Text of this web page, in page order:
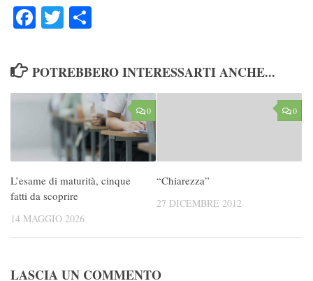
FacebookTwitter
POTREBBERO INTERESSARTI ANCHE...
0
L’esame di maturità, cinque
fatti da scoprire
14 MAGGIO 2026
0
“Chiarezza”
27 DICEMBRE 2012
LASCIA UN COMMENTO